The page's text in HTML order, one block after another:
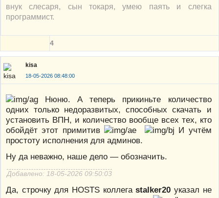
внук слесаря, сын токаря, умею паять и слегка
программист.
4
kisa
18-05-2026 08:48:00
Нюню. А теперь прикиньте количество
одних только недоразвитых, способных скачать и
установить ВПН, и количество вообще всех тех, кто
обойдёт этот примитив
И учтём
простоту исполнения для админов.
Ну да неважно, наше дело — обозначить.
Добавлено: 18-05-2026 09:50:03
Да, строчку для HOSTS коллегаstalker20 указал не